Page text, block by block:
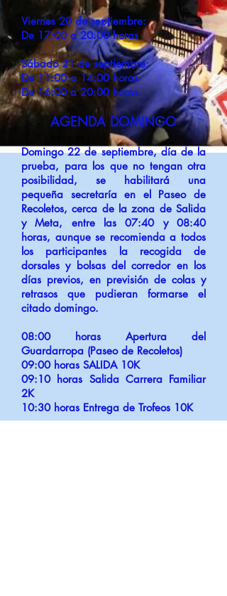
Viernes 20 de septiembre:
De 17:00 a 20:00 horas
Sábado 21 de septiembre:
De 11:00 a 14:00 horas
De 16:00 a 20:00 horas
AGENDA DOMINGO
Domingo 22 de septiembre, día de la
prueba, para los que no tengan otra
posibilidad, se habilitará una
pequeña secretaría en el Paseo de
Recoletos, cerca de la zona de Salida
y Meta, entre las 07:40 y 08:40
horas, aunque se recomienda a todos
los participantes la recogida de
dorsales y bolsas del corredor en los
días previos, en previsión de colas y
retrasos que pudieran formarse el
citado domingo.
08:00 horas Apertura del
Guardarropa (Paseo de Recoletos)
09:00 horas SALIDA 10K
09:10 horas Salida Carrera Familiar
2K
10:30 horas Entrega de Trofeos 10K